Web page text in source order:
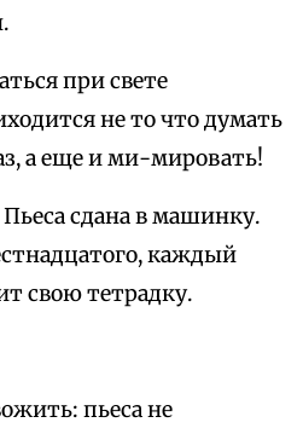
при свете
не то что думать
а еще и ми-мировать!
сдана в машинку.
каждый
свою тетрадку.
пьеса не